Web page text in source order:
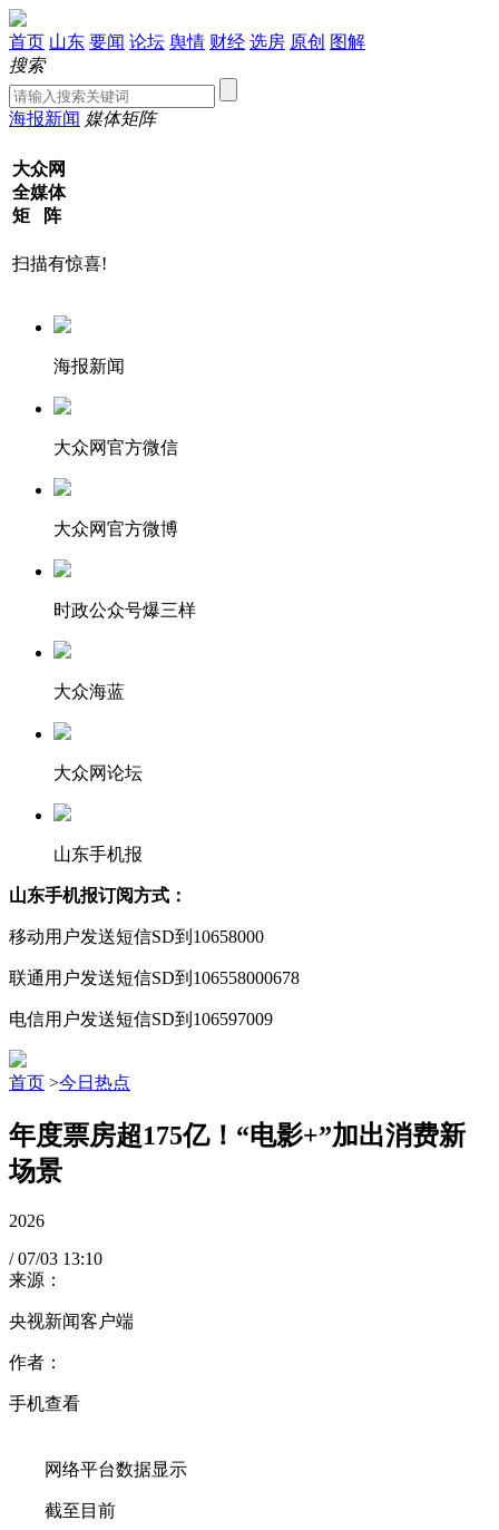
首页 山东 要闻 论坛 舆情 财经 选房 原创 图解
搜索
海报新闻 媒体矩阵
大众网
全媒体
矩 阵
扫描有惊喜!
海报新闻
大众网官方微信
大众网官方微博
时政公众号爆三样
大众海蓝
大众网论坛
山东手机报
山东手机报订阅方式：
移动用户发送短信SD到10658000
联通用户发送短信SD到106558000678
电信用户发送短信SD到106597009
首页 >今日热点
年度票房超175亿！“电影+”加出消费新
场景
2026
/ 07/03 13:10
来源：
央视新闻客户端
作者：
手机查看
网络平台数据显示
截至目前